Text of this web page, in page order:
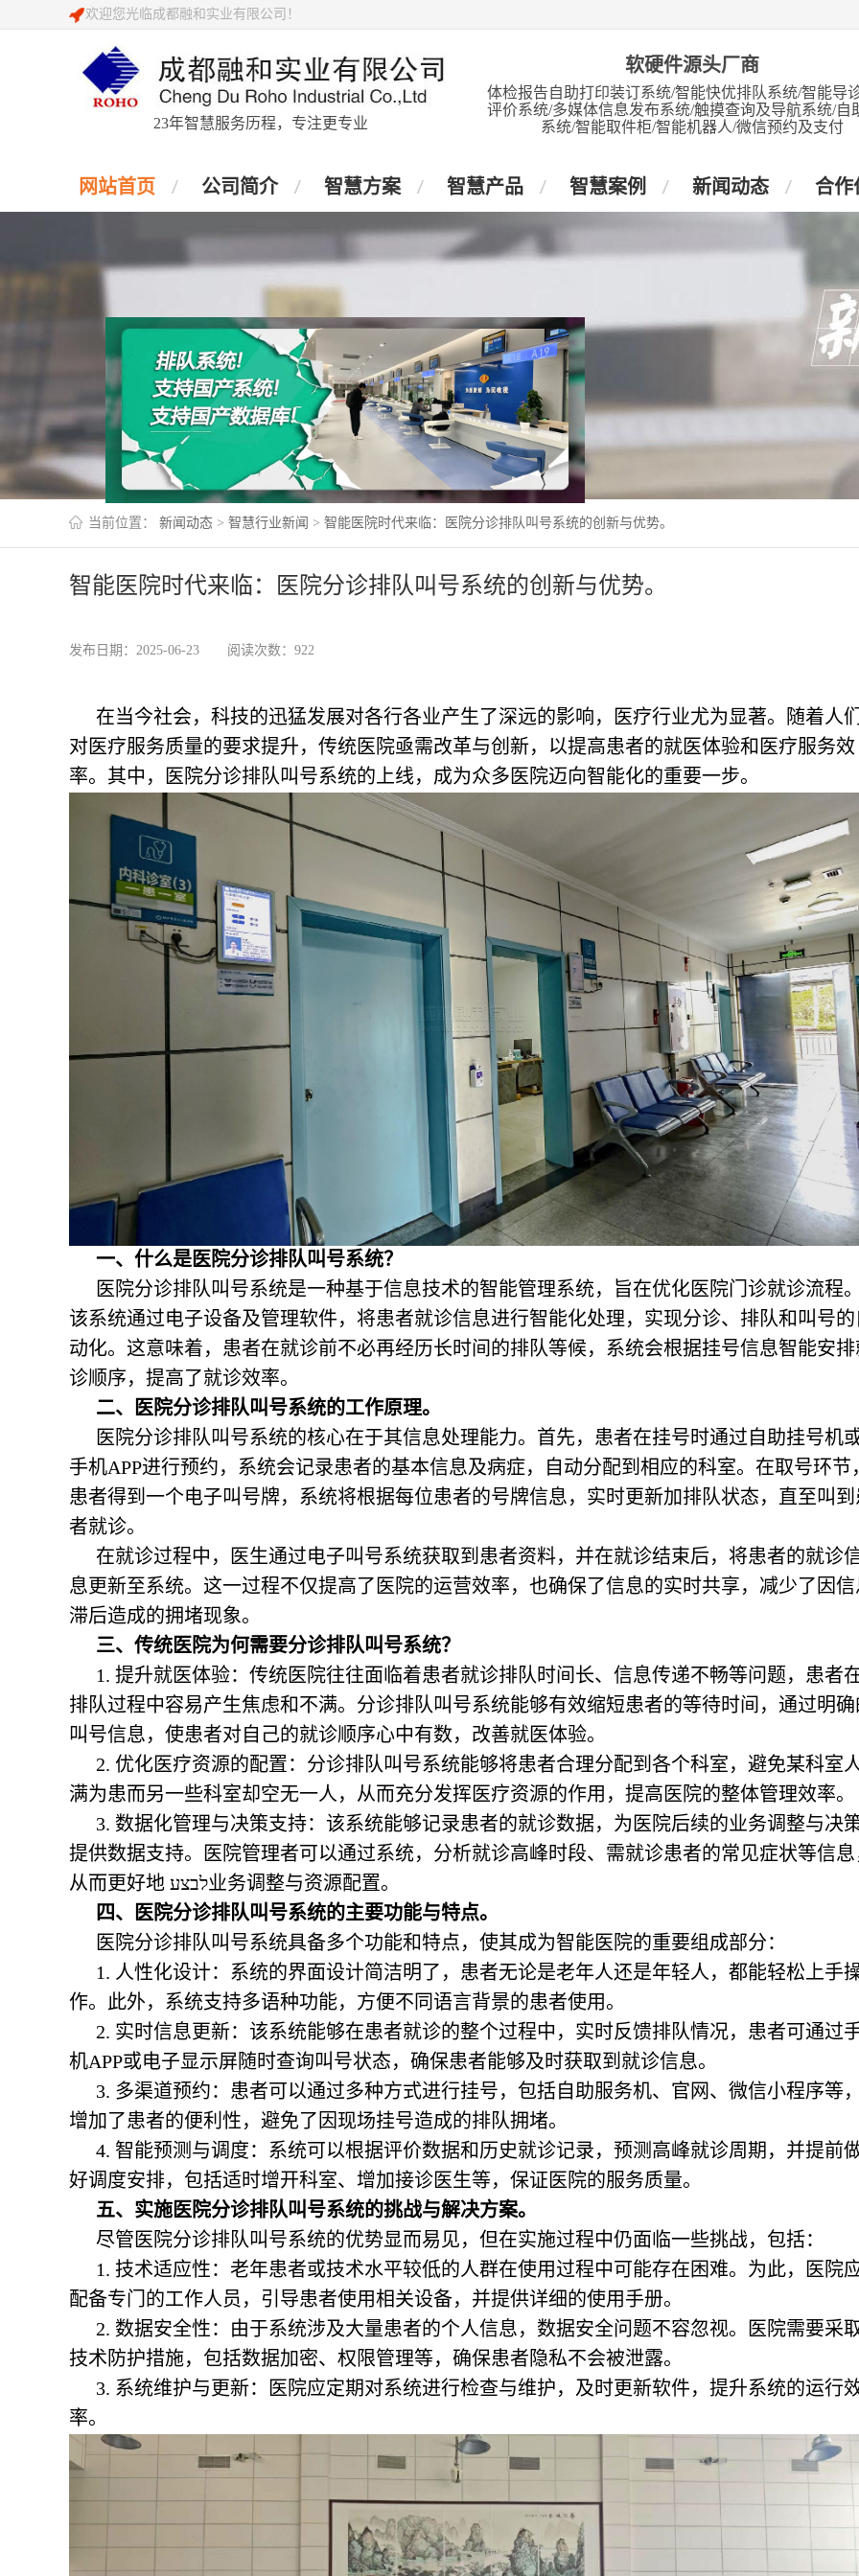
欢迎您光临成都融和实业有限公司！
23年智慧服务历程，专注更专业
软硬件源头厂商
体检报告自助打印装订系统/智能快优排队系统/智能导
评价系统/多媒体信息发布系统/触摸查询及导航系统/自
系统/智能取件柜/智能机器人/微信预约及支付
网站首页 公司简介 智慧方案 智慧产品 智慧案例 新闻动态 合作
当前位置： 新闻动态 > 智慧行业新闻 > 智能医院时代来临：医院分诊排队叫号系统的创新与优势。
智能医院时代来临：医院分诊排队叫号系统的创新与优势。
发布日期：2025-06-23 阅读次数：922
在当今社会，科技的迅猛发展对各行各业产生了深远的影响，医疗行业尤为显著。随着人们
对医疗服务质量的要求提升，传统医院亟需改革与创新，以提高患者的就医体验和医疗服务效
率。其中，医院分诊排队叫号系统的上线，成为众多医院迈向智能化的重要一步。
一、什么是医院分诊排队叫号系统？
医院分诊排队叫号系统是一种基于信息技术的智能管理系统，旨在优化医院门诊就诊流程。
该系统通过电子设备及管理软件，将患者就诊信息进行智能化处理，实现分诊、排队和叫号的
动化。这意味着，患者在就诊前不必再经历长时间的排队等候，系统会根据挂号信息智能安排
诊顺序，提高了就诊效率。
二、医院分诊排队叫号系统的工作原理。
医院分诊排队叫号系统的核心在于其信息处理能力。首先，患者在挂号时通过自助挂号机
手机APP进行预约，系统会记录患者的基本信息及病症，自动分配到相应的科室。在取号环节，
患者得到一个电子叫号牌，系统将根据每位患者的号牌信息，实时更新加排队状态，直至叫到
者就诊。
在就诊过程中，医生通过电子叫号系统获取到患者资料，并在就诊结束后，将患者的就诊
息更新至系统。这一过程不仅提高了医院的运营效率，也确保了信息的实时共享，减少了因信
滞后造成的拥堵现象。
三、传统医院为何需要分诊排队叫号系统？
1. 提升就医体验：传统医院往往面临着患者就诊排队时间长、信息传递不畅等问题，患者
排队过程中容易产生焦虑和不满。分诊排队叫号系统能够有效缩短患者的等待时间，通过明确
叫号信息，使患者对自己的就诊顺序心中有数，改善就医体验。
2. 优化医疗资源的配置：分诊排队叫号系统能够将患者合理分配到各个科室，避免某科室
满为患而另一些科室却空无一人，从而充分发挥医疗资源的作用，提高医院的整体管理效率。
3. 数据化管理与决策支持：该系统能够记录患者的就诊数据，为医院后续的业务调整与决
提供数据支持。医院管理者可以通过系统，分析就诊高峰时段、需就诊患者的常见症状等信息
从而更好地 לבצע业务调整与资源配置。
四、医院分诊排队叫号系统的主要功能与特点。
医院分诊排队叫号系统具备多个功能和特点，使其成为智能医院的重要组成部分：
1. 人性化设计：系统的界面设计简洁明了，患者无论是老年人还是年轻人，都能轻松上手
作。此外，系统支持多语种功能，方便不同语言背景的患者使用。
2. 实时信息更新：该系统能够在患者就诊的整个过程中，实时反馈排队情况，患者可通过
机APP或电子显示屏随时查询叫号状态，确保患者能够及时获取到就诊信息。
3. 多渠道预约：患者可以通过多种方式进行挂号，包括自助服务机、官网、微信小程序等，
增加了患者的便利性，避免了因现场挂号造成的排队拥堵。
4. 智能预测与调度：系统可以根据评价数据和历史就诊记录，预测高峰就诊周期，并提前
好调度安排，包括适时增开科室、增加接诊医生等，保证医院的服务质量。
五、实施医院分诊排队叫号系统的挑战与解决方案。
尽管医院分诊排队叫号系统的优势显而易见，但在实施过程中仍面临一些挑战，包括：
1. 技术适应性：老年患者或技术水平较低的人群在使用过程中可能存在困难。为此，医院
配备专门的工作人员，引导患者使用相关设备，并提供详细的使用手册。
2. 数据安全性：由于系统涉及大量患者的个人信息，数据安全问题不容忽视。医院需要采
技术防护措施，包括数据加密、权限管理等，确保患者隐私不会被泄露。
3. 系统维护与更新：医院应定期对系统进行检查与维护，及时更新软件，提升系统的运行
率。